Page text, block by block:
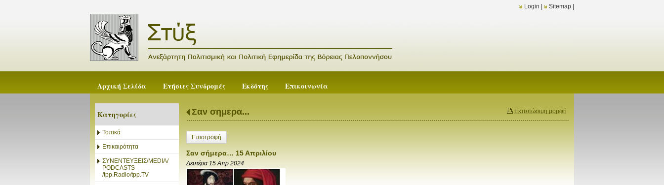
Login Sitemap
Αρχική Σελίδα Ετήσιες Συνδρομές Εκδότης Επικοινωνία
Κατηγορίες
Τοπικά
Επικαιρότητα
ΣΥΝΕΝΤΕΥΞΕΙΣ/MEDIA/
PODCASTS
/tpp.Radio/tpp.TV
Εκτυπώσιμη μορφή
Σαν σημερα...
Επιστροφή
Σαν σήμερα… 15 Απριλίου
Δευτέρα 15 Απρ 2024